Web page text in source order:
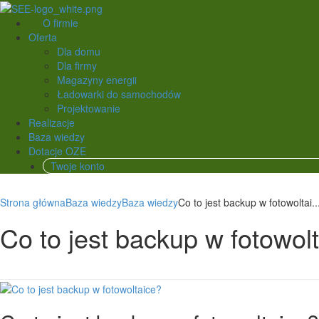
O firmie
Oferta
Dla domu
Dla firmy
Magazyny energii
Ładowarki do samochodów
Projektowanie
Realizacje
Baza wiedzy
Dotacje OZE
Twoje konto
Strona głównaBaza wiedzyBaza wiedzyCo to jest backup w fotowoltai...
Co to jest backup w